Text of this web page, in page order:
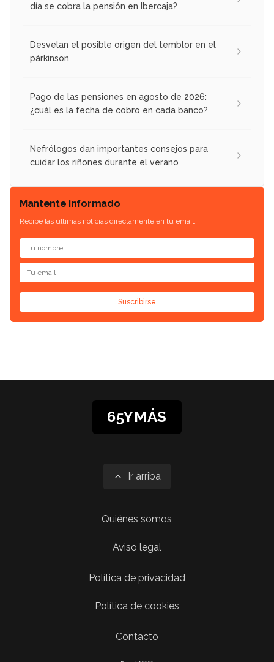
día se cobra la pensión en Ibercaja?
Desvelan el posible origen del temblor en el
párkinson
Pago de las pensiones en agosto de 2026:
¿cuál es la fecha de cobro en cada banco?
Nefrólogos dan importantes consejos para
cuidar los riñones durante el verano
Mantente informado
Recibe las últimas noticias directamente en tu email.
Suscribirse
65YMÁS
Ir arriba
Quiénes somos
Aviso legal
Política de privacidad
Política de cookies
Contacto